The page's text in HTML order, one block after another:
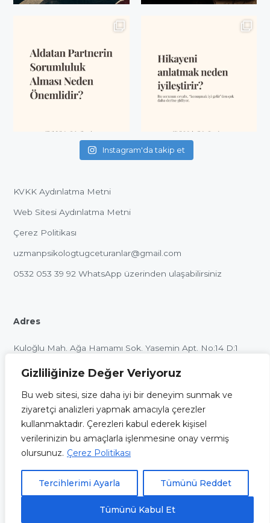
Gizliliğinize Değer Veriyoruz
Bu web sitesi, size daha iyi bir deneyim sunmak ve
ziyaretçi analizleri yapmak amacıyla çerezler
kullanmaktadır. Çerezleri kabul ederek kişisel
verilerinizin bu amaçlarla işlenmesine onay vermiş
olursunuz. Çerez Politikası
Tercihlerimi Ayarla Tümünü Reddet
Tümünü Kabul Et
Instagram'da takip et
KVKK Aydınlatma Metni
Web Sitesi Aydınlatma Metni
Çerez Politikası
uzmanpsikologtugceturanlar@gmail.com
0532 053 39 92 WhatsApp üzerinden ulaşabilirsiniz
Adres
Kuloğlu Mah. Ağa Hamamı Sok. Yasemin Apt. No:14 D:1
Bu internet sitesinin içeriği ve uygulamaları, sadece
bilgilendirme ve eğitim amaçlı olup, herhangi bir şekilde tıbbi
öneri verme veya herhangi bir danışan sağlama amacı ile
oluşturulmamıştır. Sitemizde yer alan alıntı ve görüşler açıkça
belirtilmediği takdirde resmi görüşlerini yansıtmamaktadır.